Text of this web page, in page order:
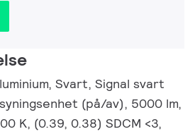
Svart, Signal svart
(på/av), 5000 lm,
K, (0.39, 0.38) SDCM <3,